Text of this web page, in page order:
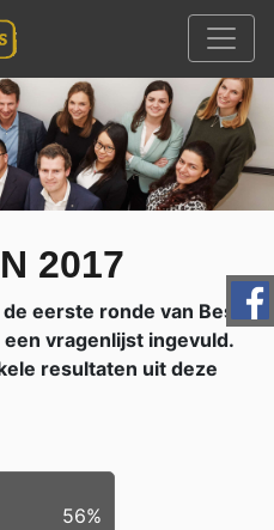
2017
eerste ronde van Best
vragenlijst ingevuld.
resultaten uit deze
56%